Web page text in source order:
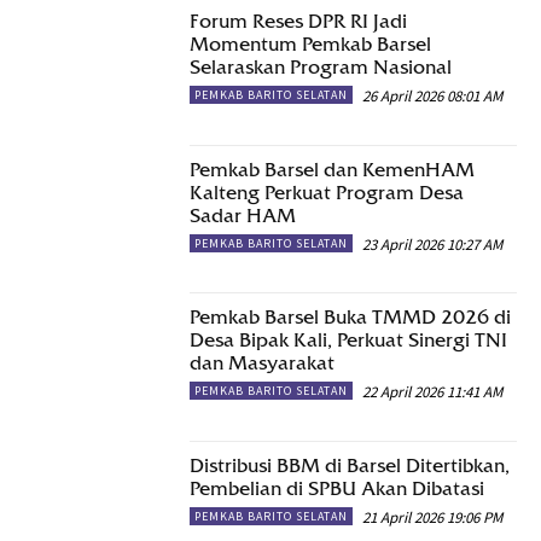
Forum Reses DPR RI Jadi
Momentum Pemkab Barsel
Selaraskan Program Nasional
PEMKAB BARITO SELATAN 26 April 2026 08:01 AM
Pemkab Barsel dan KemenHAM
Kalteng Perkuat Program Desa
Sadar HAM
PEMKAB BARITO SELATAN 23 April 2026 10:27 AM
Pemkab Barsel Buka TMMD 2026 di
Desa Bipak Kali, Perkuat Sinergi TNI
dan Masyarakat
PEMKAB BARITO SELATAN 22 April 2026 11:41 AM
Distribusi BBM di Barsel Ditertibkan,
Pembelian di SPBU Akan Dibatasi
PEMKAB BARITO SELATAN 21 April 2026 19:06 PM